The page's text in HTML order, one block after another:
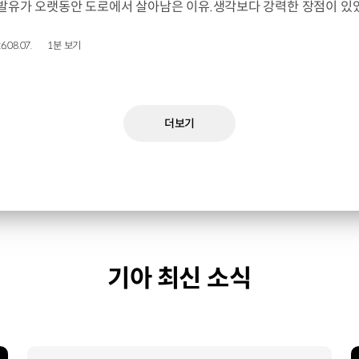
1분 보기
더보기
기아 최신 소식